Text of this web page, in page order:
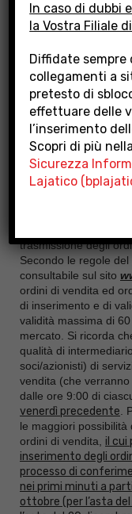
I mezzi informatici
i locali della filiale
indicato nella
tardiva
provvedere
La prenotazione e
base alla disponibilità.
presso le filiali di
effettuare la propria
trasmissione degli
Secondo le regole
consultabile sul sito
ordini di vendita ed
di inserimento e di
validità massima di
mercato. Si ricorda
qualità di
soci/azionisti) di
vendita (che
dalle ore 9:00 di
venerdì precedente .
le maggiori
ordini di vendita, il cui
inserimento degli
processo di
nei primi minuti a
ottobre (per l’asta
In caso di dubbi
la Vostra Filiale
Diffidate sempre
collegamenti a
pretesto di
effettuare delle
l’inserimento
Scopri di più
Sicurezza
Lajatico